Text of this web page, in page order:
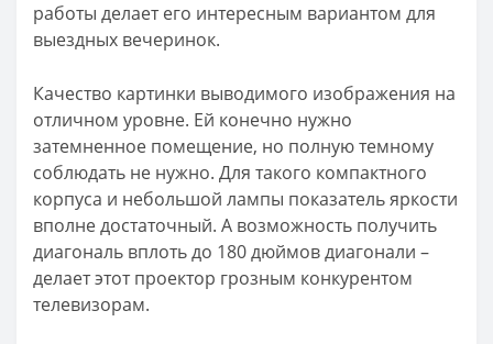
работы делает его интересным вариантом для
выездных вечеринок.
Качество картинки выводимого изображения на
отличном уровне. Ей конечно нужно
затемненное помещение, но полную темному
соблюдать не нужно. Для такого компактного
корпуса и небольшой лампы показатель яркости
вполне достаточный. А возможность получить
диагональ вплоть до 180 дюймов диагонали –
делает этот проектор грозным конкурентом
телевизорам.